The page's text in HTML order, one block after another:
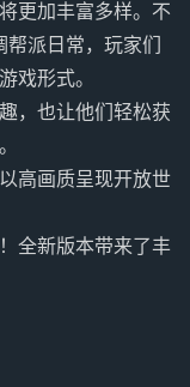
更加丰富多样。不
派日常，玩家们
戏形式。
，也让他们轻松获
高画质呈现开放世
全新版本带来了丰